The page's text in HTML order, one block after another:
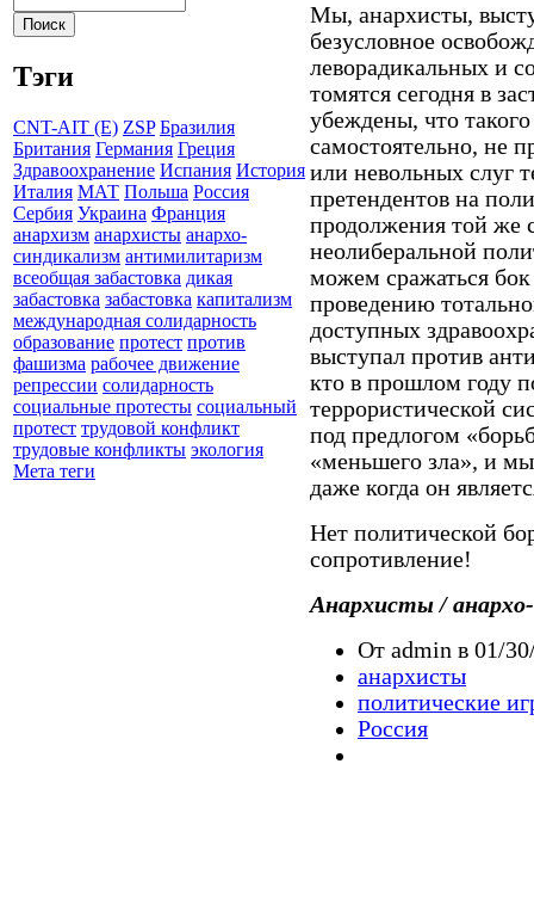
Тэги
CNT-AIT (E) ZSP Бразилия
Британия Германия Греция
Здравоохранение Испания История
Италия МАТ Польша Россия
Сербия Украина Франция
анархизм анархисты анархо-
синдикализм антимилитаризм
всеобщая забастовка дикая
забастовка забастовка капитализм
международная солидарность
образование протест против
фашизма рабочее движение
репрессии солидарность
социальные протесты социальный
протест трудовой конфликт
трудовые конфликты экология
Мета теги
Мы, анархисты,
безусловное
леворадикальных и
томятся сегодня в
убеждены, что такого
самостоятельно, не
или невольных слуг
претендентов на
продолжения той же
неолиберальной
можем сражаться бок
проведению
доступных
выступал против
кто в прошлом году
террористической
под предлогом
«меньшего зла», и
даже когда он
Нет политической
сопротивление!
Анархисты /
От admin в 01/
анархисты
политические
Россия